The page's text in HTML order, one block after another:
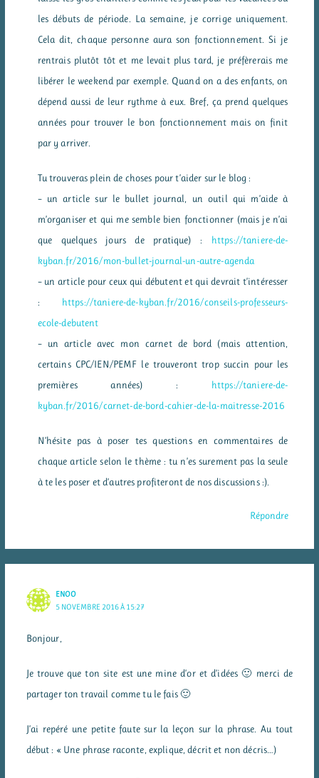
les débuts de période. La semaine, je corrige uniquement.
Cela dit, chaque personne aura son fonctionnement. Si je
rentrais plutôt tôt et me levait plus tard, je préfèrerais me
libérer le weekend par exemple. Quand on a des enfants, on
dépend aussi de leur rythme à eux. Bref, ça prend quelques
années pour trouver le bon fonctionnement mais on finit
par y arriver.
Tu trouveras plein de choses pour t’aider sur le blog :
– un article sur le bullet journal, un outil qui m’aide à
m’organiser et qui me semble bien fonctionner (mais je n’ai
que quelques jours de pratique) : https://taniere-de-
kyban.fr/2016/mon-bullet-journal-un-autre-agenda
– un article pour ceux qui débutent et qui devrait t’intéresser
: https://taniere-de-kyban.fr/2016/conseils-professeurs-
ecole-debutent
– un article avec mon carnet de bord (mais attention,
certains CPC/IEN/PEMF le trouveront trop succin pour les
premières années) : https://taniere-de-
kyban.fr/2016/carnet-de-bord-cahier-de-la-maitresse-2016
N’hésite pas à poser tes questions en commentaires de
chaque article selon le thème : tu n’es surement pas la seule
à te les poser et d’autres profiteront de nos discussions :).
Répondre
ENOO
5 NOVEMBRE 2016 À 15:27
Bonjour,
Je trouve que ton site est une mine d’or et d’idées 🙂 merci de
partager ton travail comme tu le fais 🙂
J’ai repéré une petite faute sur la leçon sur la phrase. Au tout
début : « Une phrase raconte, explique, décrit et non décris…)